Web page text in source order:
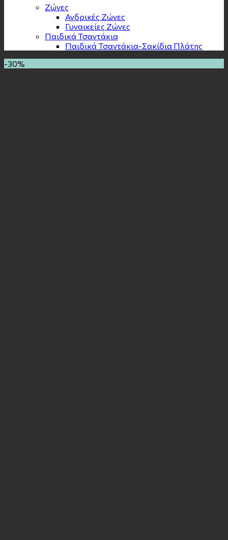
Zώνες
Ανδρικές Ζώνες
Γυναικείες Ζώνες
Παιδικά Τσαντάκια
Παιδικά Τσαντάκια-Σακίδια Πλάτης
-30%